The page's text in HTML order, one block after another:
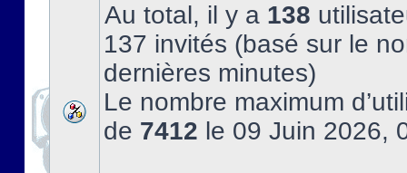
Au total, il y a 138
137 invités (basé sur le
dernières minutes)
Le nombre maximum
de 7412 le 09 Juin 2026,